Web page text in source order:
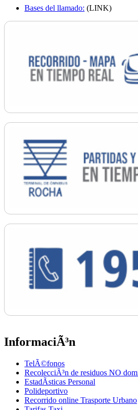
Bases del llamado: (LINK)
InformaciÃ³n
TelÃ©fonos
RecolecciÃ³n de residuos NO
EstadÃ­sticas Personal
Polideportivo
Recorrido online Trasporte Urbano